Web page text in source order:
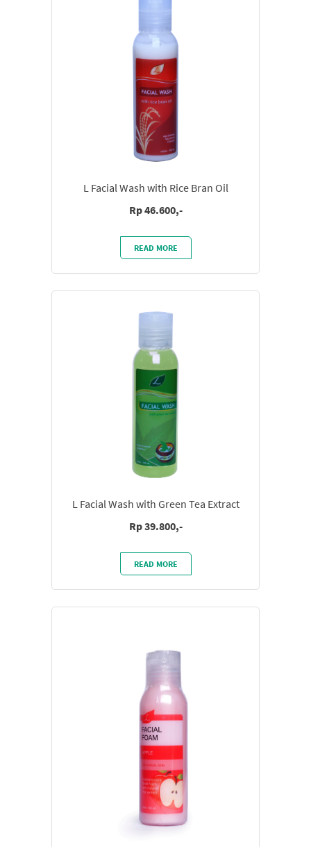
L Facial Wash with Rice Bran Oil
Rp 46.600,-
READ MORE
L Facial Wash with Green Tea Extract
Rp 39.800,-
READ MORE